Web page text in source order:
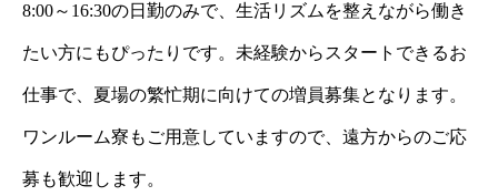
8:00～16:30の日勤のみで、生活リズムを整えながら働き
たい方にもぴったりです。未経験からスタートできるお
仕事で、夏場の繁忙期に向けての増員募集となります。
ワンルーム寮もご用意していますので、遠方からのご応
募も歓迎します。